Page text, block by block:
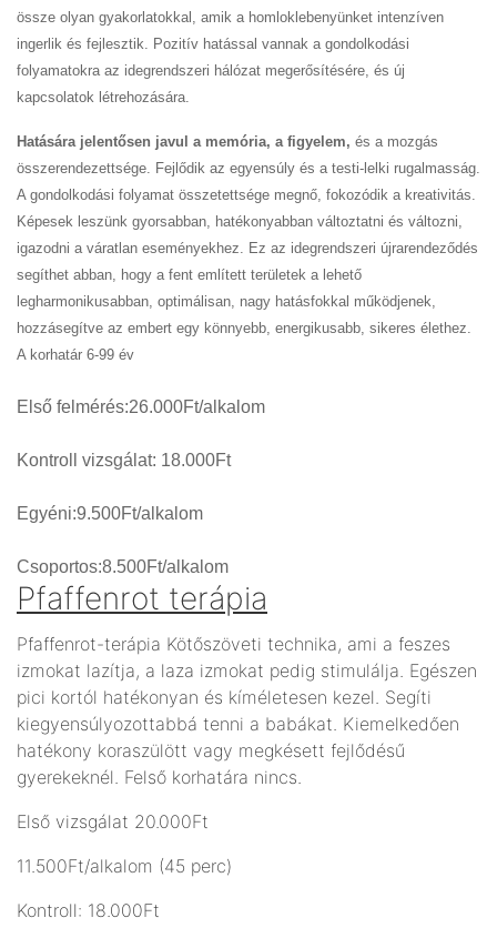
össze olyan gyakorlatokkal, amik a homloklebenyünket intenzíven
ingerlik és fejlesztik. Pozitív hatással vannak a gondolkodási
folyamatokra az idegrendszeri hálózat megerősítésére, és új
kapcsolatok létrehozására.
Hatására jelentősen javul a memória, a figyelem, és a mozgás
összerendezettsége. Fejlődik az egyensúly és a testi-lelki rugalmasság.
A gondolkodási folyamat összetettsége megnő, fokozódik a kreativitás.
Képesek leszünk gyorsabban, hatékonyabban változtatni és változni,
igazodni a váratlan eseményekhez. Ez az idegrendszeri újrarendeződés
segíthet abban, hogy a fent említett területek a lehető
legharmonikusabban, optimálisan, nagy hatásfokkal működjenek,
hozzásegítve az embert egy könnyebb, energikusabb, sikeres élethez.
A korhatár 6-99 év
Első felmérés:26.000Ft/alkalom
Kontroll vizsgálat: 18.000Ft
Egyéni:9.500Ft/alkalom
Csoportos:8.500Ft/alkalom
Pfaffenrot terápia
Pfaffenrot-terápia Kötőszöveti technika, ami a feszes
izmokat lazítja, a laza izmokat pedig stimulálja. Egészen
pici kortól hatékonyan és kíméletesen kezel. Segíti
kiegyensúlyozottabbá tenni a babákat. Kiemelkedően
hatékony koraszülött vagy megkésett fejlődésű
gyerekeknél. Felső korhatára nincs.
Első vizsgálat 20.000Ft
11.500Ft/alkalom (45 perc)
Kontroll: 18.000Ft